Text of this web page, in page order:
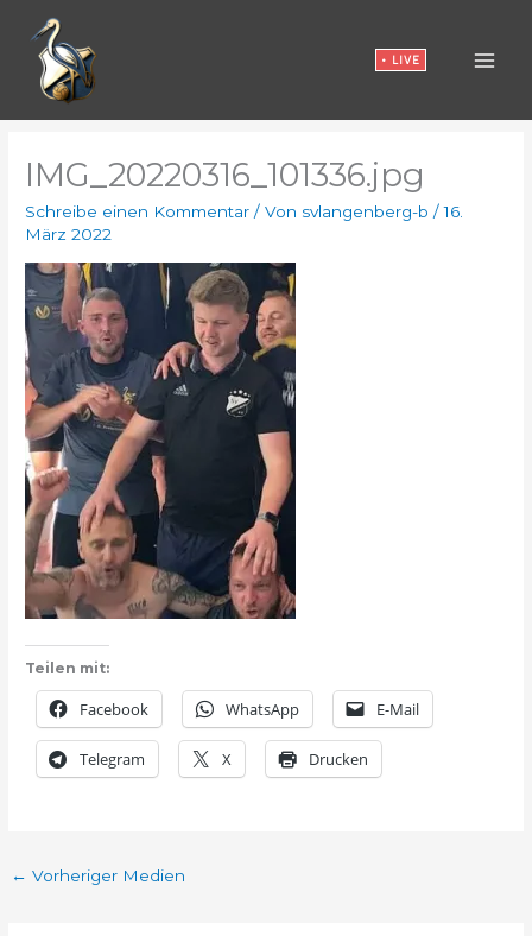
Inhalt
springen
• LIVE
IMG_20220316_101336.jpg
Schreibe einen Kommentar / Von svlangenberg-b/16.
März 2022
Teilen mit:
Facebook WhatsApp E-Mail
Telegram X Drucken
← Vorheriger Medien